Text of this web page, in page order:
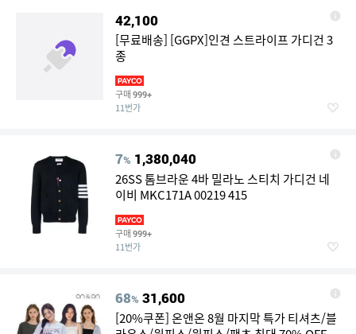
42,100
[무료배송] [GGPX]인견 스트라이프 가디건 3
종
구매 999+
11번가
7% 1,380,040
26SS 톰브라운 4바 밀라노 스티치 가디건 네
이비 MKC171A 00219 415
구매 999+
11번가
68% 31,600
[20%쿠폰] 온앤온 8월 마지막 특가 티셔츠/블